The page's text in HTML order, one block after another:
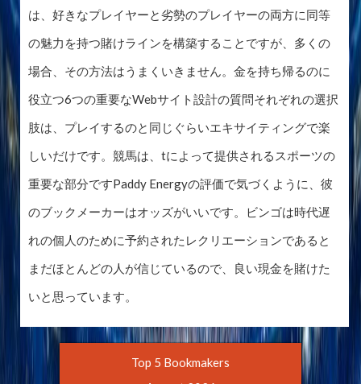
は、好きなプレイヤーと劣勢のプレイヤーの両方に同等
の魅力を持つ賭けラインを構築することですが、多くの
場合、その方法はうまくいきません。金を持ち帰るのに
役立つ6つの重要なWebサイト設計の質問それぞれの選択
肢は、プレイするのと同じぐらいエキサイティングで楽
しいだけです。競馬は、tによって提供されるスポーツの
重要な部分ですPaddy Energyの評価で気づくように、彼
のブックメーカーはオッズがいいです。ビンゴは時代遅
れの個人のために予約されたレクリエーションであると
まだほとんどの人が信じているので、良い現金を賭けた
いと思っています。
Top 5 Bookmakers